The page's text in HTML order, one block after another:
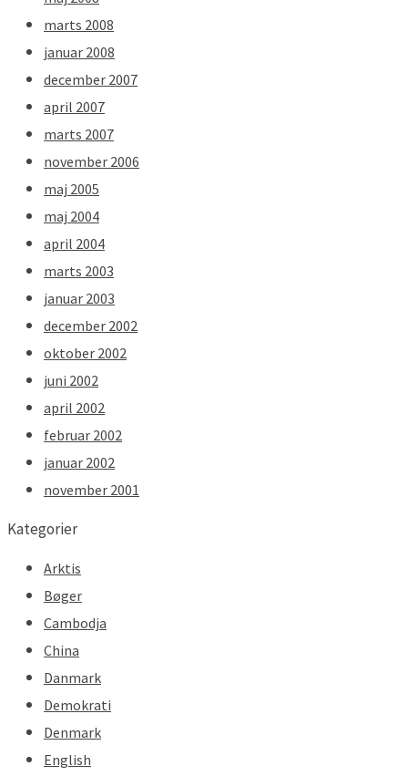
marts 2008
januar 2008
december 2007
april 2007
marts 2007
november 2006
maj 2005
maj 2004
april 2004
marts 2003
januar 2003
december 2002
oktober 2002
juni 2002
april 2002
februar 2002
januar 2002
november 2001
Kategorier
Arktis
Bøger
Cambodja
China
Danmark
Demokrati
Denmark
English